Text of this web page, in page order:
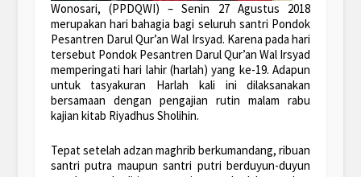
Wonosari, (PPDQWI) – Senin 27 Agustus 2018
merupakan hari bahagia bagi seluruh santri Pondok
Pesantren Darul Qur’an Wal Irsyad. Karena pada hari
tersebut Pondok Pesantren Darul Qur’an Wal Irsyad
memperingati hari lahir (harlah) yang ke-19. Adapun
untuk tasyakuran Harlah kali ini dilaksanakan
bersamaan dengan pengajian rutin malam rabu
kajian kitab Riyadhus Sholihin.
Tepat setelah adzan maghrib berkumandang, ribuan
santri putra maupun santri putri berduyun-duyun